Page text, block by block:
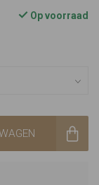
Op voorraad